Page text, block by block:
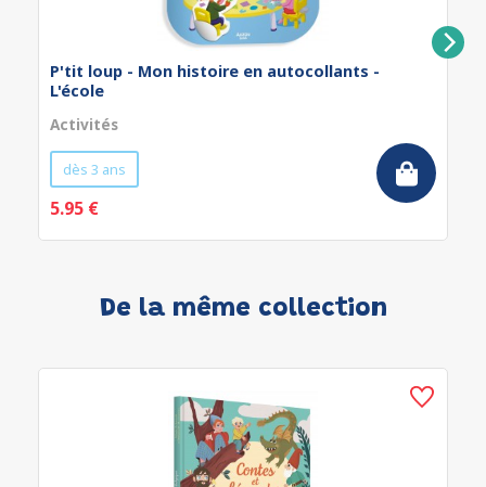
P'tit loup - Mon histoire en autocollants -
L'école
Activités
dès 3 ans
5.95 €
De la même collection